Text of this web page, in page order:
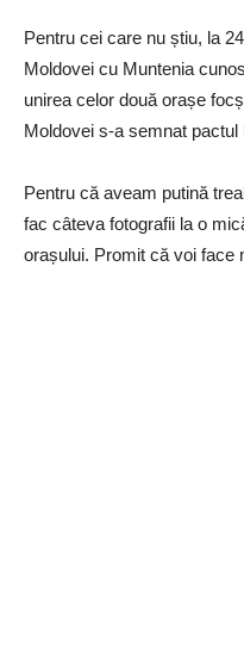
Pentru cei care nu știu, la
Moldovei cu Muntenia
unirea celor două orașe
Moldovei s-a semnat pactul
Pentru că aveam putină
fac câteva fotografii la o
orașului. Promit că voi face